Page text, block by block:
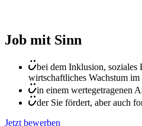
Job mit Sinn
bei dem Inklusion, soziales
wirtschaftliches Wachstum im
in einem wertegetragenen
der Sie fördert, aber auch
Jetzt bewerben